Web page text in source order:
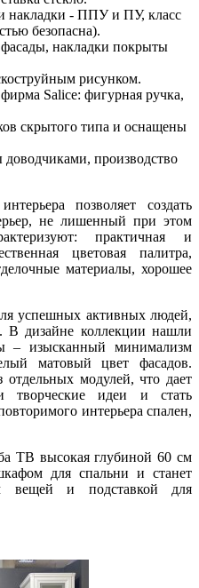
накладки - ППУ и ПУ, класс
безопасна).
накладки покрыты
рисунком.
Salice: фигурная ручка,
скрытого типа и оснащены
производство
позволяет создать
не лишенный при этом
практичная и
цветовая палитра,
материалы, хорошее
успешных активных людей,
дизайне коллекции нашли
– изысканный минимализм
матовый цвет фасадов.
модулей, что дает
творческие идеи и стать
интерьера спален,
ТВ высокая глубиной 60 см
для спальни и станет
вещей и подставкой для